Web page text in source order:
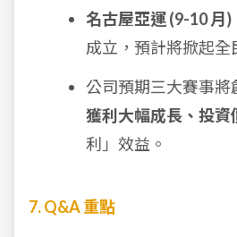
名古屋亞運 (9-10 月)
成立，預計將掀起全
公司預期三大賽事將
獲利大幅成長、投資
利」效益。
7. Q&A 重點